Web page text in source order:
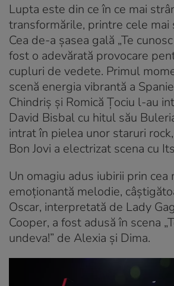
Lupta este din ce în ce mai
transformările, printre cele mai
Cea de-a şasea gală „Te
fost o adevărată provocare
cupluri de vedete. Primul
scenă energia vibrantă a
Chindriș și Romică Țociu l-au
David Bisbal cu hitul său
intrat în pielea unor staruri
Bon Jovi a electrizat scena cu
Un omagiu adus iubirii prin cea
emoționantă melodie,
Oscar, interpretată de Lady
Cooper, a fost adusă în scena
undeva!” de Alexia și Dima.